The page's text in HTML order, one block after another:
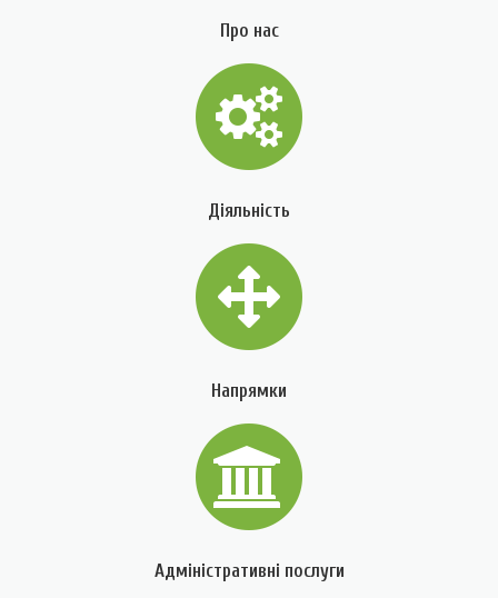
Про нас
Діяльність
Напрямки
Адміністративні послуги